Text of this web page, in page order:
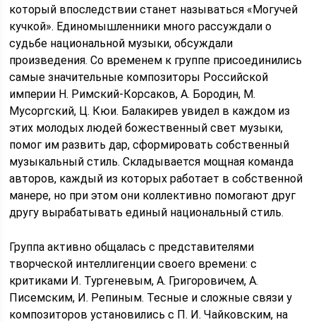
который впоследствии станет называться «Могучей
кучкой». Единомышленники много рассуждали о
судьбе национальной музыки, обсуждали
произведения. Со временем к группе присоединились
самые значительные композиторы Российской
империи Н. Римский-Корсаков, А. Бородин, М.
Мусоргский, Ц. Кюи. Балакирев увидел в каждом из
этих молодых людей божественный свет музыки,
помог им развить дар, сформировать собственный
музыкальный стиль. Складывается мощная команда
авторов, каждый из которых работает в собственной
манере, но при этом они коллективно помогают друг
другу вырабатывать единый национальный стиль.
Группа активно общалась с представителями
творческой интеллигенции своего времени: с
критиками И. Тургеневым, А. Григоровичем, А.
Писемским, И. Репиным. Тесные и сложные связи у
композиторов установились с П. И. Чайковским, на